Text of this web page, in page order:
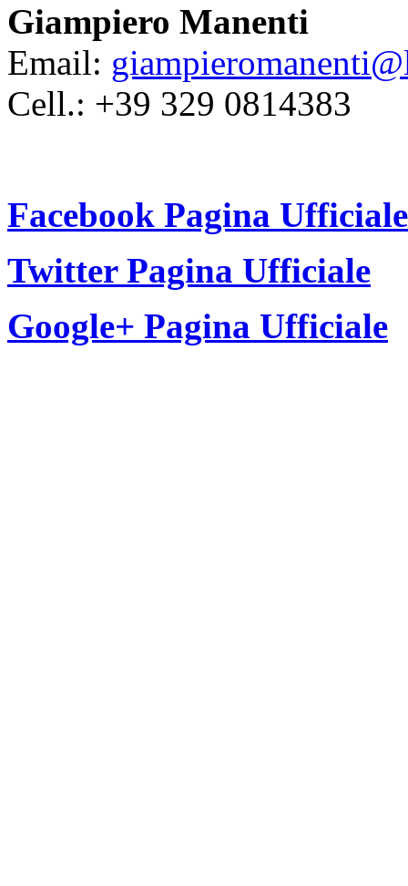
Giampiero Manenti
Email:
Cell.: +39 329 0814383
Facebook Pagina Ufficiale
Twitter Pagina Ufficiale
Google+ Pagina Ufficiale